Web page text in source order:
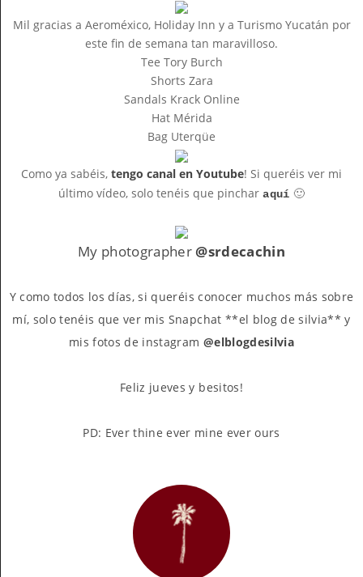
Mil gracias a Aeroméxico, Holiday Inn y a Turismo Yucatán por
este fin de semana tan maravilloso.
Tee Tory Burch
Shorts Zara
Sandals Krack Online
Hat Mérida
Bag Uterqüe
Como ya sabéis, tengo canal en Youtube! Si queréis ver mi
último vídeo, solo tenéis que pincharaquí 🙂
My photographer @srdecachin
Y como todos los días, si queréis conocer muchos más sobre
mí, solo tenéis que ver mis Snapchat **el blog de silvia** y
mis fotos de instagram @elblogdesilvia
Feliz jueves y besitos!
PD: Ever thine ever mine ever ours